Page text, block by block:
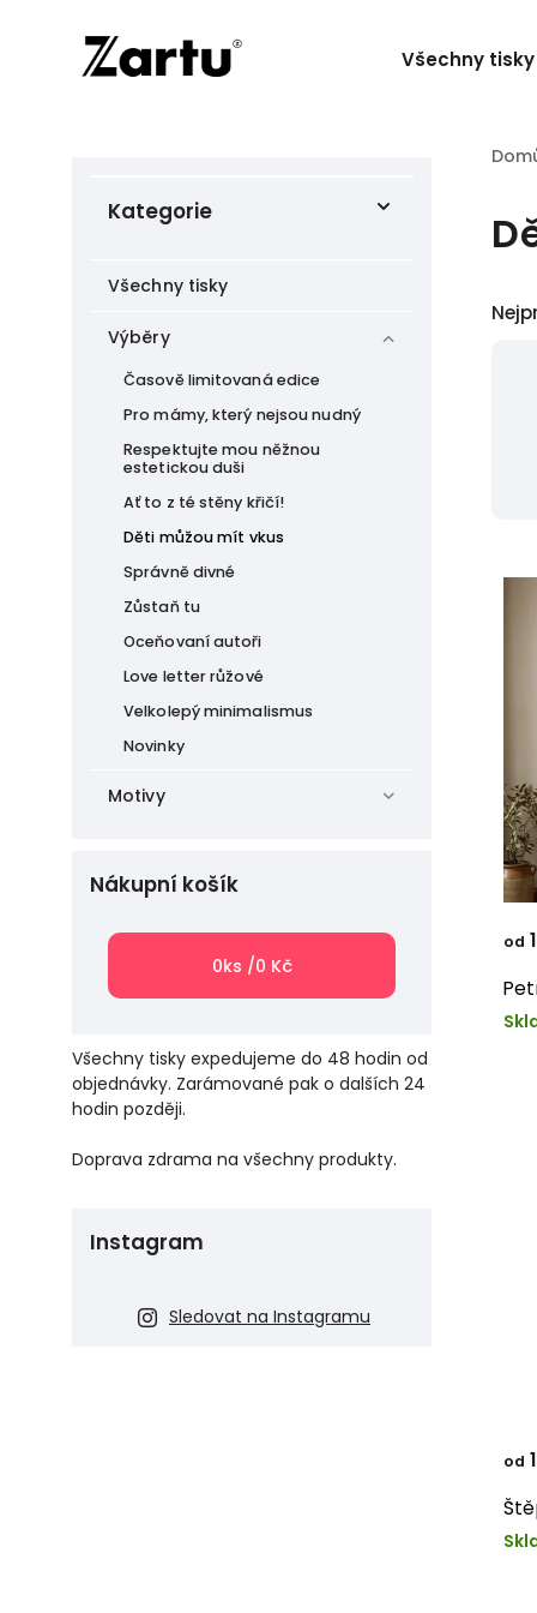
Všechny tisky
Kategorie
Všechny tisky
Výběry
Časově limitovaná edice
Pro mámy, který nejsou nudný
Respektujte mou něžnou
estetickou duši
Ať to z té stěny křičí!
Děti můžou mít vkus
Správně divné
Zůstaň tu
Oceňovaní autoři
Love letter růžové
Velkolepý minimalismus
Novinky
Motivy
Nákupní košík
0ks /0 Kč
Všechny tisky expedujeme do 48 hodin od
objednávky. Zarámované pak o dalších 24
hodin později.
Doprava zdrama na všechny produkty.
Instagram
Sledovat na Instagramu
od
od